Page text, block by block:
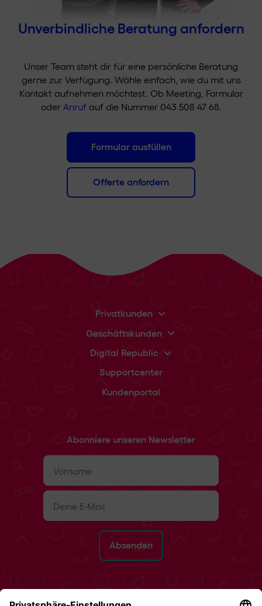
Unverbindliche Beratung anfordern
Unser Team steht dir für eine persönliche Beratung
gerne zur Verfügung. Wähle einfach, wie du mit uns
Kontakt aufnehmen möchtest. Ob Meeting, Formular
oder Anruf auf die Nummer 043 508 47 68.
Formular ausfüllen
Offerte anfordern
Privatkunden
Geschäftskunden
Digital Republic
Supportcenter
Kundenportal
Abonniere unseren Newsletter
Vorname
E-
Mail(erforderlich)